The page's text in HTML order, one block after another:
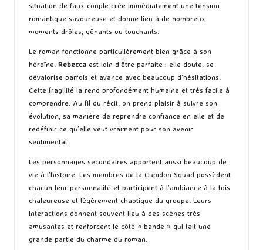
situation de faux couple crée immédiatement une tension
romantique savoureuse et donne lieu à de nombreux
moments drôles, gênants ou touchants.
Le roman fonctionne particulièrement bien grâce à son
héroïne. Rebecca est loin d’être parfaite : elle doute, se
dévalorise parfois et avance avec beaucoup d’hésitations.
Cette fragilité la rend profondément humaine et très facile à
comprendre. Au fil du récit, on prend plaisir à suivre son
évolution, sa manière de reprendre confiance en elle et de
redéfinir ce qu’elle veut vraiment pour son avenir
sentimental.
Les personnages secondaires apportent aussi beaucoup de
vie à l’histoire. Les membres de la Cupidon Squad possèdent
chacun leur personnalité et participent à l’ambiance à la fois
chaleureuse et légèrement chaotique du groupe. Leurs
interactions donnent souvent lieu à des scènes très
amusantes et renforcent le côté « bande » qui fait une
grande partie du charme du roman.